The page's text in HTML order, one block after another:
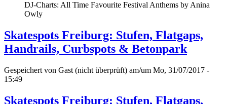
DJ-Charts: All Time Favourite Festival Anthems by Anina
Owly
Skatespots Freiburg: Stufen, Flatgaps,
Handrails, Curbspots & Betonpark
Gespeichert von Gast (nicht überprüft) am/um Mo, 31/07/2017 -
15:49
Skatespots Freiburg: Stufen, Flatgaps,